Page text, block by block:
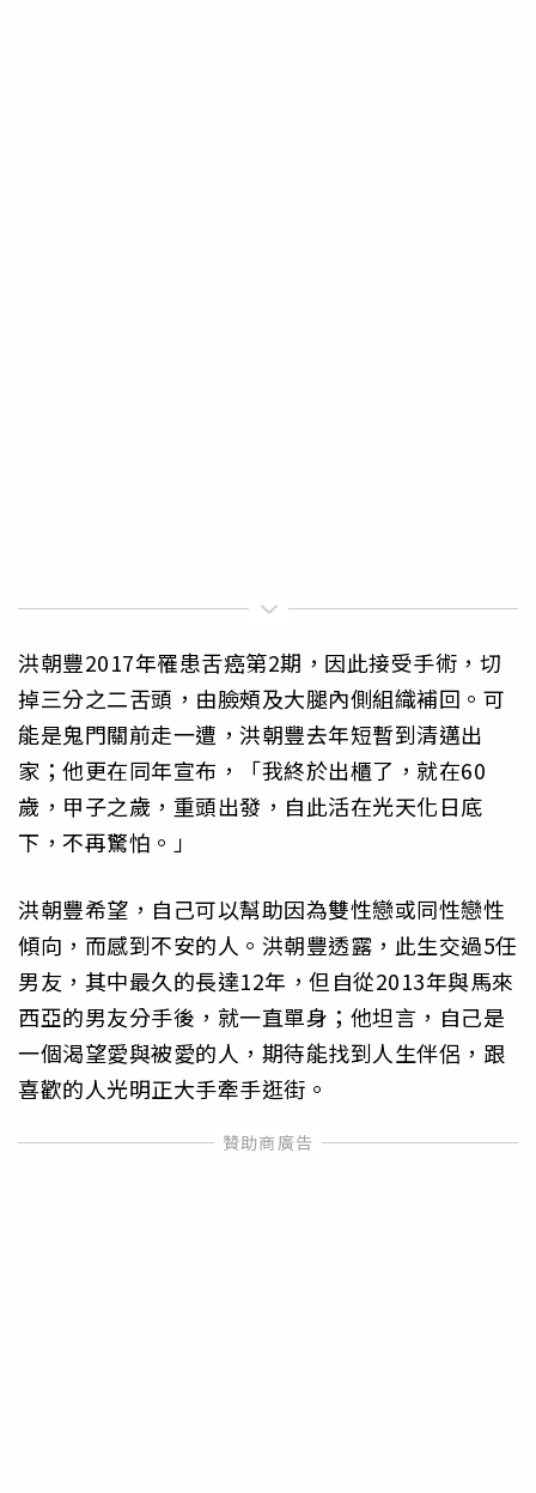
洪朝豐2017年罹患舌癌第2期，因此接受手術，切
掉三分之二舌頭，由臉頰及大腿內側組織補回。可
能是鬼門關前走一遭，洪朝豐去年短暫到清邁出
家；他更在同年宣布，「我終於出櫃了，就在60
歲，甲子之歲，重頭出發，自此活在光天化日底
下，不再驚怕。」
洪朝豐希望，自己可以幫助因為雙性戀或同性戀性
傾向，而感到不安的人。洪朝豐透露，此生交過5任
男友，其中最久的長達12年，但自從2013年與馬來
西亞的男友分手後，就一直單身；他坦言，自己是
一個渴望愛與被愛的人，期待能找到人生伴侶，跟
喜歡的人光明正大手牽手逛街。